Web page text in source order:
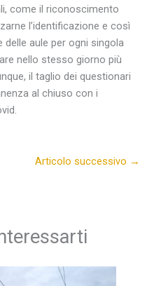
come il riconoscimento
l’identificazione e così
aule per ogni singola
nello stesso giorno più
il taglio dei questionari
al chiuso con i
Articolo successivo →